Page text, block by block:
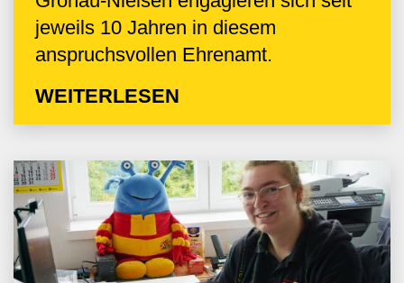
jeweils 10 Jahren in diesem
anspruchsvollen Ehrenamt.
WEITERLESEN